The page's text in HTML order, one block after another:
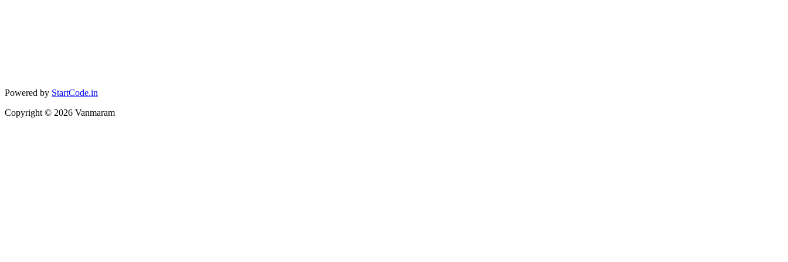
Powered by StartCode.in
Copyright © 2026 Vanmaram